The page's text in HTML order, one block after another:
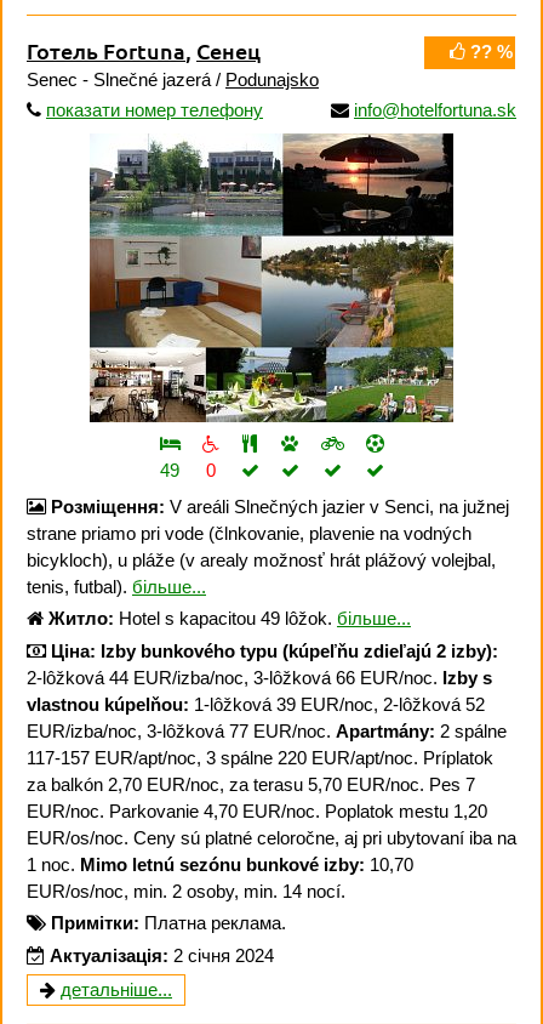
?? %
Готель Fortuna, Сенец
Senec - Slnečné jazerá / Podunajsko
показати номер телефону
info@hotelfortuna.sk
49
0
Розміщення: V areáli Slnečných jazier v Senci, na južnej
strane priamo pri vode (člnkovanie, plavenie na vodných
bicykloch), u pláže (v arealy možnosť hrát plážový volejbal,
tenis, futbal). більше...
Житло: Hotel s kapacitou 49 lôžok. більше...
Ціна: Izby bunkového typu (kúpeľňu zdieľajú 2 izby):
2-lôžková 44 EUR/izba/noc, 3-lôžková 66 EUR/noc. Izby s
vlastnou kúpelňou: 1-lôžková 39 EUR/noc, 2-lôžková 52
EUR/izba/noc, 3-lôžková 77 EUR/noc. Apartmány: 2 spálne
117-157 EUR/apt/noc, 3 spálne 220 EUR/apt/noc. Príplatok
za balkón 2,70 EUR/noc, za terasu 5,70 EUR/noc. Pes 7
EUR/noc. Parkovanie 4,70 EUR/noc. Poplatok mestu 1,20
EUR/os/noc. Ceny sú platné celoročne, aj pri ubytovaní iba na
1 noc. Mimo letnú sezónu bunkové izby: 10,70
EUR/os/noc, min. 2 osoby, min. 14 nocí.
Примітки: Платна реклама.
Актуалізація: 2 січня 2024
детальніше...